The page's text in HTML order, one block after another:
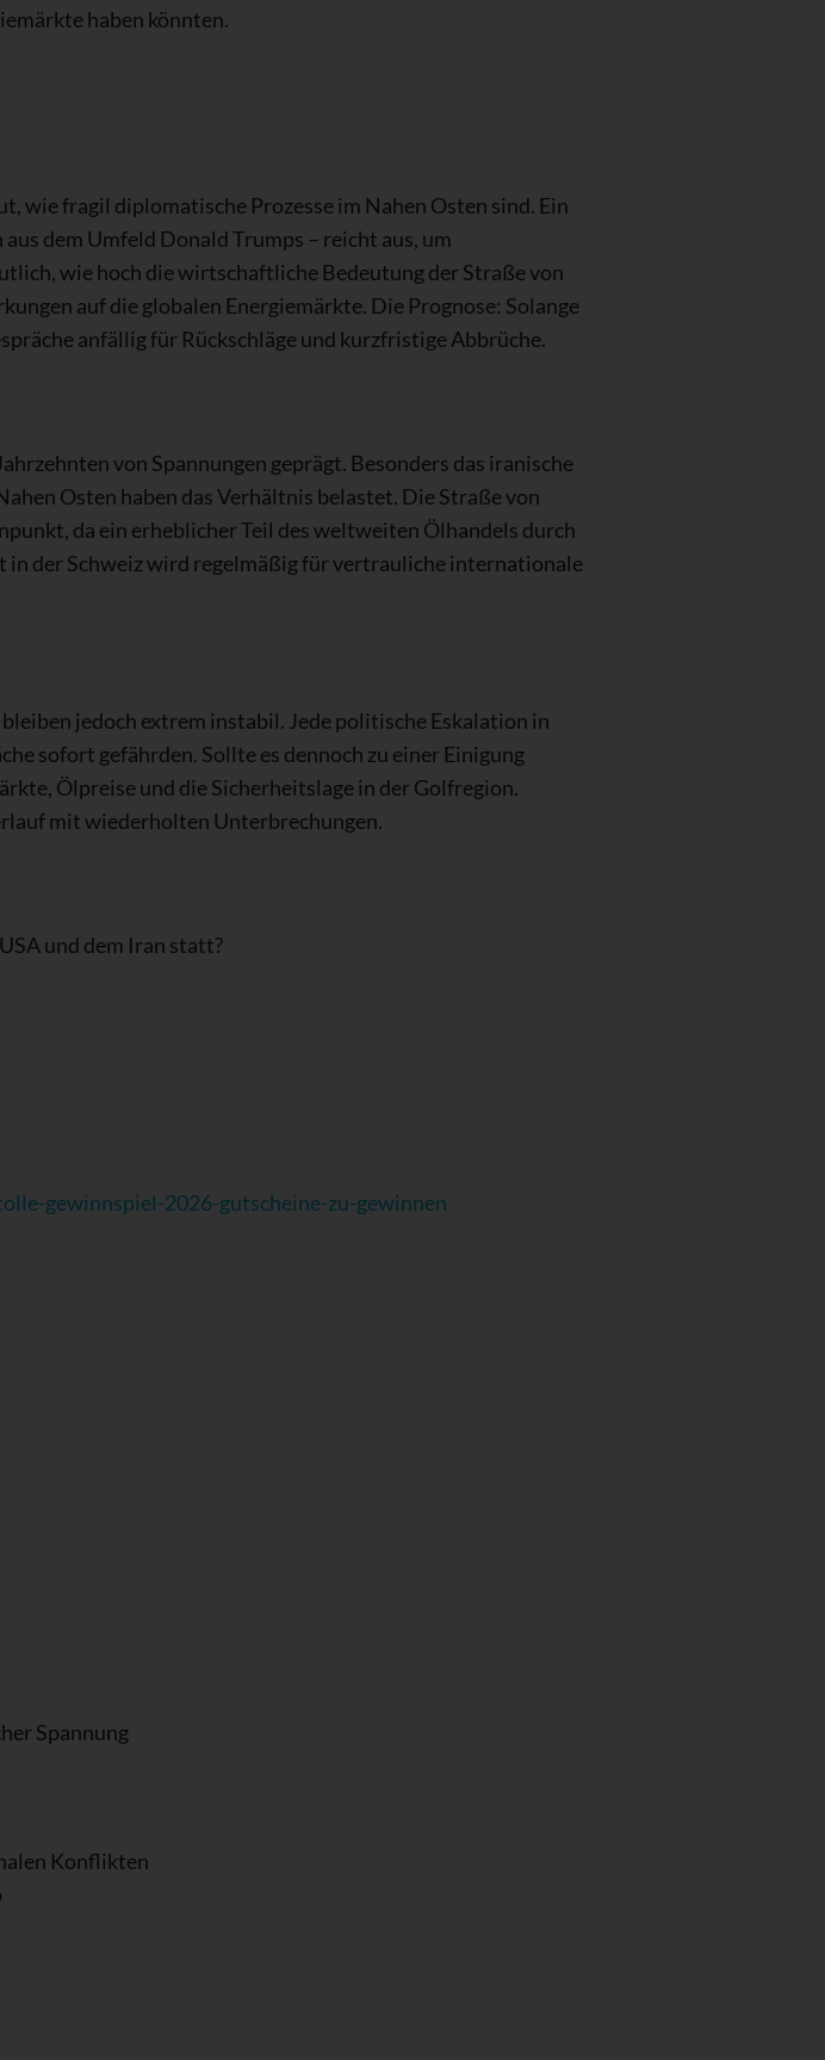
haben könnten.
wie fragil diplomatische Prozesse im Nahen Osten sind. Ein
dem Umfeld Donald Trumps – reicht aus, um
wie hoch die wirtschaftliche Bedeutung der Straße von
auf die globalen Energiemärkte. Die Prognose: Solange
anfällig für Rückschläge und kurzfristige Abbrüche.
von Spannungen geprägt. Besonders das iranische
Osten haben das Verhältnis belastet. Die Straße von
da ein erheblicher Teil des weltweiten Ölhandels durch
der Schweiz wird regelmäßig für vertrauliche internationale
jedoch extrem instabil. Jede politische Eskalation in
sofort gefährden. Sollte es dennoch zu einer Einigung
Ölpreise und die Sicherheitslage in der Golfregion.
mit wiederholten Unterbrechungen.
und dem Iran statt?
gewinnspiel-2026-gutscheine-zu-gewinnen
Spannung
Konflikten